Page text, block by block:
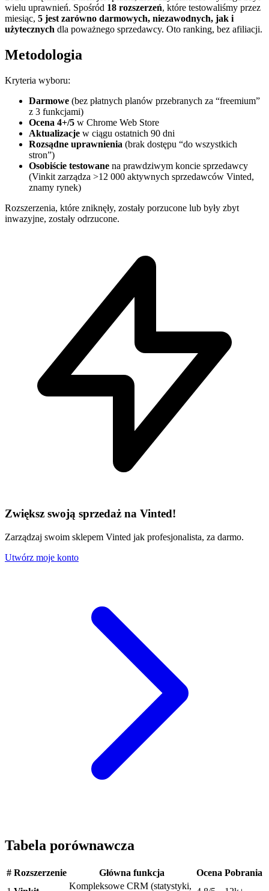
wielu uprawnień. Spośród 18 rozszerzeń, które testowaliśmy przez
miesiąc, 5 jest zarówno darmowych, niezawodnych, jak i
użytecznych dla poważnego sprzedawcy. Oto ranking, bez afiliacji.
Metodologia
Kryteria wyboru:
Darmowe (bez płatnych planów przebranych za “freemium”
z 3 funkcjami)
Ocena 4+/5 w Chrome Web Store
Aktualizacje w ciągu ostatnich 90 dni
Rozsądne uprawnienia (brak dostępu “do wszystkich
stron”)
Osobiście testowane na prawdziwym koncie sprzedawcy
(Vinkit zarządza >12 000 aktywnych sprzedawców Vinted,
znamy rynek)
Rozszerzenia, które zniknęły, zostały porzucone lub były zbyt
inwazyjne, zostały odrzucone.
Zwiększ swoją sprzedaż na Vinted!
Zarządzaj swoim sklepem Vinted jak profesjonalista, za darmo.
Utwórz moje konto
Tabela porównawcza
# Rozszerzenie Główna funkcja Ocena Pobrania
Kompleksowe CRM (statystyki,